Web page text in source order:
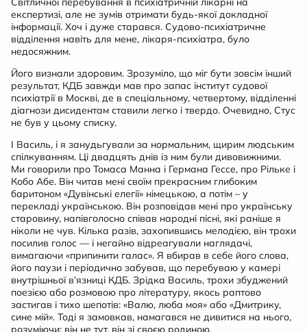
експертизі, але не зумів отримати будь-якої докладної
інформації. Хоч і дуже старався. Судово-психіатричне
відділення навіть для мене, лікаря-психіатра, було
недосяжним.
Його визнали здоровим. Зрозуміло, що міг бути зовсім інший
результат, КДБ завжди мав про запас інститут судової
психіатрії в Москві, де в спеціальному, четвертому, відділенні
діагнози дисидентам ставили легко і твердо. Очевидно, Стус
не був у цьому списку.
І Василь, і я занудьгували за нормальним, щирим людським
спілкуванням. Ці двадцять днів із ним були дивовижними.
Ми говорили про Томаса Манна і Германа Гессе, про Рільке і
Кобо Абе. Він читав мені своїм прекрасним глибоким
баритоном «Дувінські елегії» німецькою, а потім – у
перекладі українською. Він розповідав мені про українську
старовину, напівголосно співав народні пісні, які раніше я
ніколи не чув. Кілька разів, захопившись мелодією, він трохи
посилив голос — і негайно відреагували наглядачі,
вимагаючи «припинити галас». Я вбирав в себе його слова,
його паузи і періодично забував, що перебуваю у камері
внутрішньої в’язниці КДБ. Зрідка Василь, трохи збуджений
поезією або розмовою про літературу, якось раптово
застигав і тихо шепотів: «Валю, люба моя» або «Дмитрику,
сине мій». Тоді я замовкав, намагався не дивитися на нього,
розуміючи: він не тут, він зі своєю родиною.